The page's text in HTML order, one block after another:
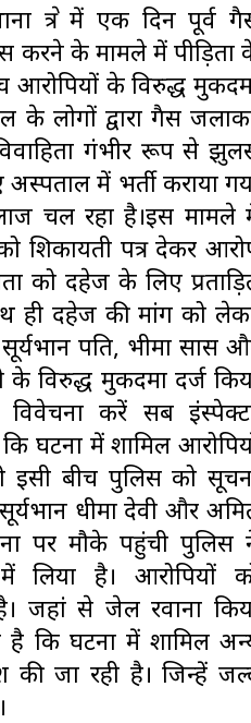
क्षेत्र में एक दिन पूर्व
करने के मामले में पीड़िता
आरोपियों के विरुद्ध
के लोगों द्वारा गैस
गंभीर रूप से
में भर्ती कराया
चल रहा है।इस मामले
शिकायती पत्र देकर
को दहेज के लिए
ही दहेज की मांग को
पति, भीमा सास
विरुद्ध मुकदमा दर्ज
करें सब
घटना में शामिल
इसी बीच पुलिस को
धीमा देवी और
पर मौके पहुंची पुलिस
लिया है। आरोपियों
जहां से जेल रवाना
है कि घटना में शामिल
की जा रही है। जिन्हें